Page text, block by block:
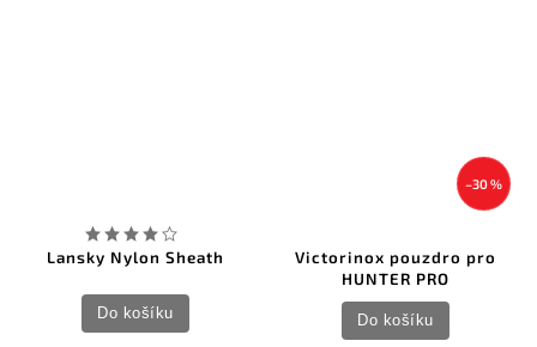
Lansky Nylon Sheath
Do košíku
–30 %
Victorinox pouzdro pro
HUNTER PRO
Do košíku